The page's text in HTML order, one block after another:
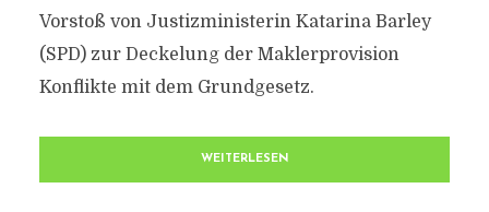
Vorstoß von Justizministerin Katarina Barley
(SPD) zur Deckelung der Maklerprovision
Konflikte mit dem Grundgesetz.
WEITERLESEN